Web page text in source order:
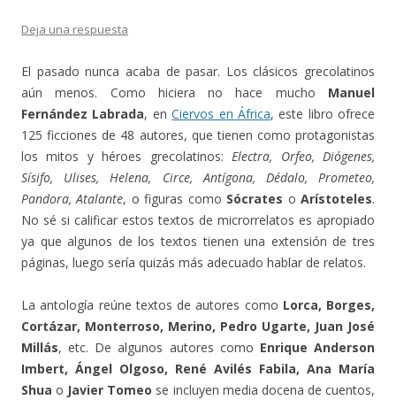
Deja una respuesta
El pasado nunca acaba de pasar. Los clásicos grecolatinos
aún menos. Como hiciera no hace mucho Manuel
Fernández Labrada, enCiervos en África, este libro ofrece
125 ficciones de 48 autores, que tienen como protagonistas
los mitos y héroes grecolatinos:Electra, Orfeo, Diógenes,
Sísifo, Ulises, Helena, Circe, Antígona, Dédalo, Prometeo,
Pandora, Atalante, o figuras como Sócrates oArístoteles.
No sé si calificar estos textos de microrrelatos es apropiado
ya que algunos de los textos tienen una extensión de tres
páginas, luego sería quizás más adecuado hablar de relatos.
La antología reúne textos de autores como Lorca, Borges,
Cortázar, Monterroso, Merino, Pedro Ugarte, Juan José
Millás, etc. De algunos autores como Enrique Anderson
Imbert, Ángel Olgoso, René Avilés Fabila, Ana María
Shua o Javier Tomeo se incluyen media docena de cuentos,